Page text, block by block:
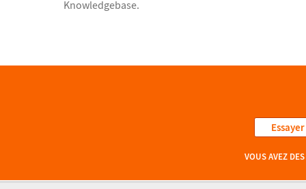
Knowledgebase.
Essayer
VOUS AVEZ